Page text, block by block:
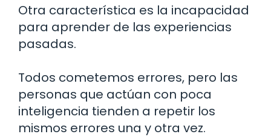
Otra característica es la incapacidad
para aprender de las experiencias
pasadas.
Todos cometemos errores, pero las
personas que actúan con poca
inteligencia tienden a repetir los
mismos errores una y otra vez.